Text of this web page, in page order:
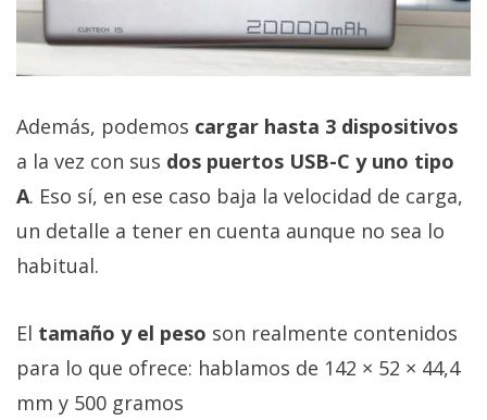
Además, podemos cargar hasta 3 dispositivos
a la vez con sus dos puertos USB-C y uno tipo
A. Eso sí, en ese caso baja la velocidad de carga,
un detalle a tener en cuenta aunque no sea lo
habitual.
El tamaño y el peso son realmente contenidos
para lo que ofrece: hablamos de 142 × 52 × 44,4
mm y 500 gramos